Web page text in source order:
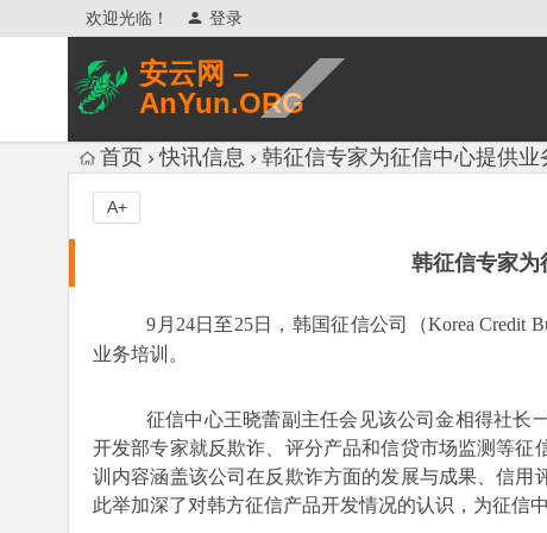
欢迎光临！ 登录
安云网 –
AnYun.ORG
网络安全研究、网络各种猎奇八卦。
首页 快讯信息 韩征信专家为征信中心提供业
韩征信专家为
A+
9 月24日至25日，韩国征信公司（Korea Credit
业务培训。
征信中心王晓蕾副主任会见该公司金相得社长
开发部专家就反欺诈、评分产品和信贷市场监测等
训内容涵盖该公司在反欺诈方面的发展与成果、信
此举加深了对韩方征信产品开发情况的认识，为征信